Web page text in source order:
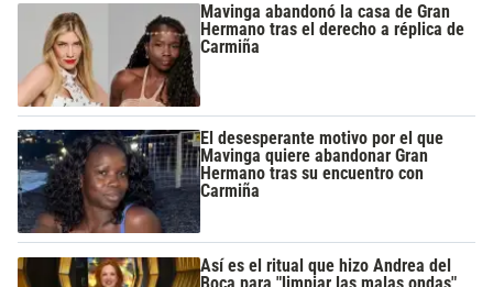
Mavinga abandonó la casa de Gran
Hermano tras el derecho a réplica de
Carmiña
El desesperante motivo por el que
Mavinga quiere abandonar Gran
Hermano tras su encuentro con
Carmiña
Así es el ritual que hizo Andrea del